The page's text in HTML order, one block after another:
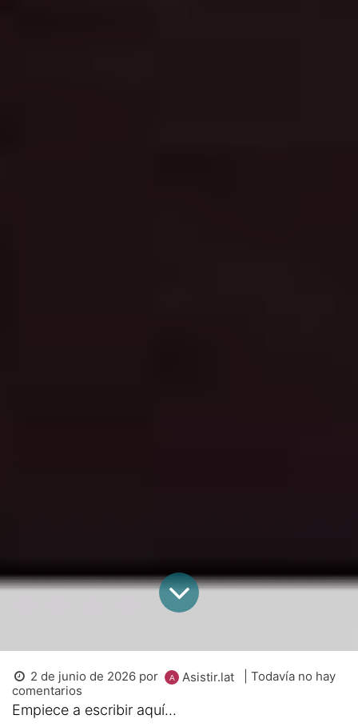
2 de junio de 2026 por Asistir.lat
| Todavía no hay
comentarios
Empiece a escribir aquí...